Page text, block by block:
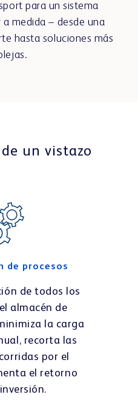
para un sistema
medida – desde una
hasta soluciones más
un vistazo
de procesos
de todos los
almacén de
la carga
recorta las
por el
el retorno